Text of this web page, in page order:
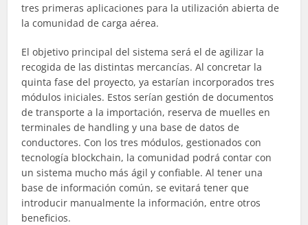
tres primeras aplicaciones para la utilización abierta de
la comunidad de carga aérea.
El objetivo principal del sistema será el de agilizar la
recogida de las distintas mercancías. Al concretar la
quinta fase del proyecto, ya estarían incorporados tres
módulos iniciales. Estos serían gestión de documentos
de transporte a la importación, reserva de muelles en
terminales de handling y una base de datos de
conductores. Con los tres módulos, gestionados con
tecnología blockchain, la comunidad podrá contar con
un sistema mucho más ágil y confiable. Al tener una
base de información común, se evitará tener que
introducir manualmente la información, entre otros
beneficios.